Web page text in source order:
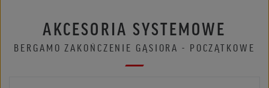
AKCESORIA SYSTEMOWE
BERGAMO ZAKOŃCZENIE GĄSIORA - POCZĄTKOWE